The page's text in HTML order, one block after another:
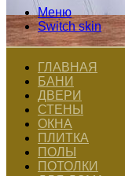
Меню
Switch skin
ГЛАВНАЯ
БАНИ
ДВЕРИ
СТЕНЫ
ОКНА
ПЛИТКА
ПОЛЫ
ПОТОЛКИ